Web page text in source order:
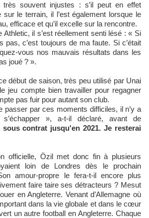
très souvent injustes : s’il peut en effet
sur le terrain, il l’est également lorsque le
efficace et qu’il excelle sur la rencontre.
Athletic, il s’est réellement senti lésé : « Si
pas, c’est toujours de ma faute. Si c’était
vous nos mauvais résultats dans les
joué ? ».
début de saison, très peu utilisé par Unai
jeu compte bien travailler pour regagner
pas fuir pour autant son club.
passer par ces moments difficiles, il n’y a
», a-t-il déclaré, avant de
sous contrat jusqu'en 2021. Je resterai
officielle, Özil met donc fin à plusieurs
loin de Londres dès le prochain
amour-propre le fera-t-il encore plus
faire taire ses détracteurs ? Mesut
en Angleterre. Venant d’Allemagne où
dans la vie globale et dans le cœur
un autre football en Angleterre. Chaque